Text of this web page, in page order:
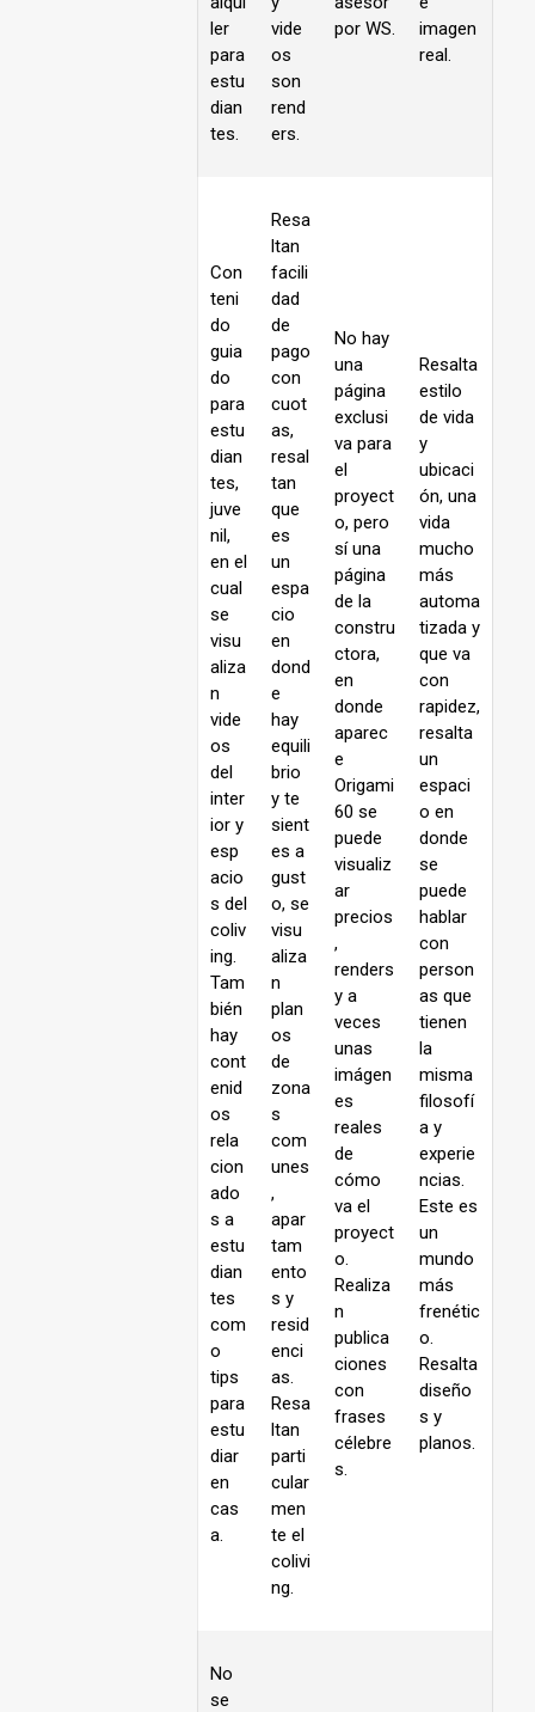
ler
para
estu
dian
tes.
vide
os
son
rend
ers.
por WS.
imagen
real.
Con
teni
do
guia
do
para
estu
dian
tes,
juve
nil,
en el
cual
se
visu
aliza
n
vide
os
del
inter
ior y
esp
acio
s del
coliv
ing.
Tam
bién
hay
cont
enid
os
rela
cion
ado
s a
estu
dian
tes
com
o
tips
para
estu
diar
en
cas
a.
Resa
ltan
facili
dad
de
pago
con
cuot
as,
resal
tan
que
es
un
espa
cio
en
dond
e
hay
equili
brio
y te
sient
es a
gust
o, se
visu
aliza
n
plan
os
de
zona
s
com
unes
,
apar
tam
ento
s y
resid
enci
as.
Resa
ltan
parti
cular
men
te el
colivi
ng.
No hay
una
página
exclusi
va para
el
proyect
o, pero
sí una
página
de la
constru
ctora,
en
donde
aparec
e
Origami
60 se
puede
visualiz
ar
precios
,
renders
y a
veces
unas
imágen
es
reales
de
cómo
va el
proyect
o.
Realiza
n
publica
ciones
con
frases
célebre
s.
Resalta
estilo
de vida
y
ubicaci
ón, una
vida
mucho
más
automa
tizada y
que va
con
rapidez,
resalta
un
espaci
o en
donde
se
puede
hablar
con
person
as que
tienen
la
misma
filosofí
a y
experie
ncias.
Este es
un
mundo
más
frenétic
o.
Resalta
diseño
s y
planos.
No
se